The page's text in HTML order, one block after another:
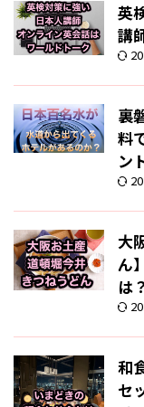
英
講
裏
料
ン
大
ん
は
和
セ